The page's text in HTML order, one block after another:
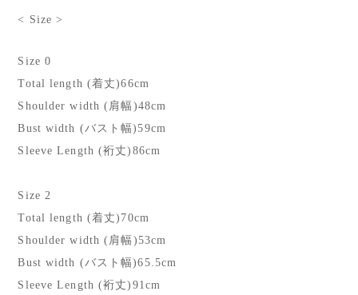
< Size >
Size 0
Total length (着丈)66cm
Shoulder width (肩幅)48cm
Bust width (バスト幅)59cm
Sleeve Length (裄丈)86cm
Size 2
Total length (着丈)70cm
Shoulder width (肩幅)53cm
Bust width (バスト幅)65.5cm
Sleeve Length (裄丈)91cm